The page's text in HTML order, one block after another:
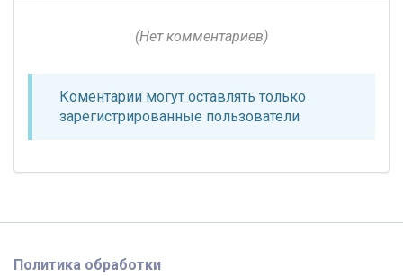
(Нет комментариев)
Коментарии могут оставлять только
зарегистрированные пользователи
Политика обработки